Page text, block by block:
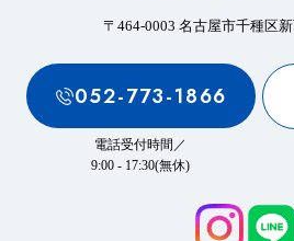
〒464-0003 名古屋市千種区
052-773-1866
電話受付時間／
9:00 - 17:30(無休)